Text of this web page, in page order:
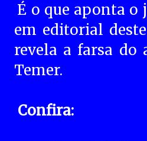
É o que aponta o
em editorial
revela a farsa do
Temer.
Confira: